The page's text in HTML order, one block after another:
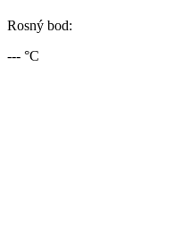
Rosný bod:
--- °C